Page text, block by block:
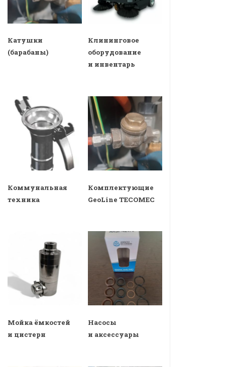
Катушки
(барабаны)
Клининговое
оборудование
и инвентарь
Коммунальная
техника
Комплектующие
GeoLine TECOMEC
Мойка ёмкостей
и цистерн
Насосы
и аксессуары